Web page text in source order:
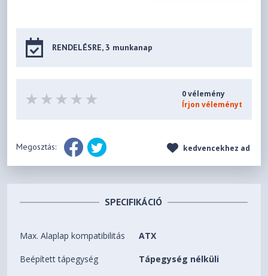
RENDELÉSRE, 3 munkanap
0 vélemény
Írjon véleményt
Megosztás: kedvencekhez ad
SPECIFIKÁCIÓ
Max. Alaplap kompatibilitás ATX
Beépített tápegység Tápegység nélküli